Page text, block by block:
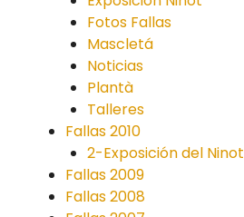
Fotos Fallas
Mascletá
Noticias
Plantà
Talleres
Fallas 2010
2-Exposición del Ninot
Fallas 2009
Fallas 2008